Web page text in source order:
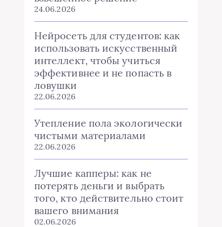
24.06.2026
Нейросеть для студентов: как
использовать искусственный
интеллект, чтобы учиться
эффективнее и не попасть в
ловушки
22.06.2026
Утепление пола экологически
чистыми материалами
22.06.2026
Лучшие капперы: как не
потерять деньги и выбрать
того, кто действительно стоит
вашего внимания
02.06.2026